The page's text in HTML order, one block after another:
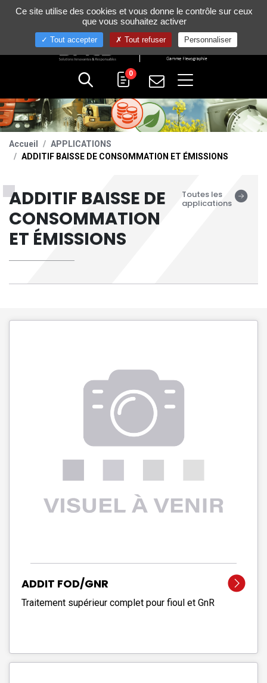
+33 (0)4 75 58 80 10
0
Accueil
APPLICATIONS
ADDITIF BAISSE DE CONSOMMATION ET ÉMISSIONS
ADDITIF BAISSE DE
CONSOMMATION
ET ÉMISSIONS
Toutes les
applications
ADDIT FOD/GNR
Traitement supérieur complet pour fioul et GnR
Gestion de vos préférences sur les cookies
Ce site utilise des cookies et vous donne le contrôle sur ceux
que vous souhaitez activer
Tout accepter Tout refuser Personnaliser